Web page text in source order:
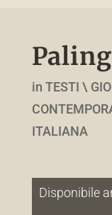
in TESTI \
ITALIANA
Disponibile